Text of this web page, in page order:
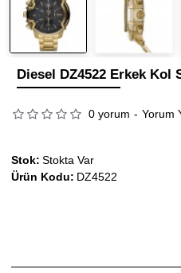
Diesel DZ4522 Erkek Kol
0 yorum - Yorum
Stok: Stokta Var
Ürün Kodu: DZ4522